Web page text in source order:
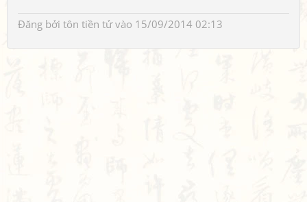
Đăng bởi tôn tiền tửvào 15/09/2014 02:13